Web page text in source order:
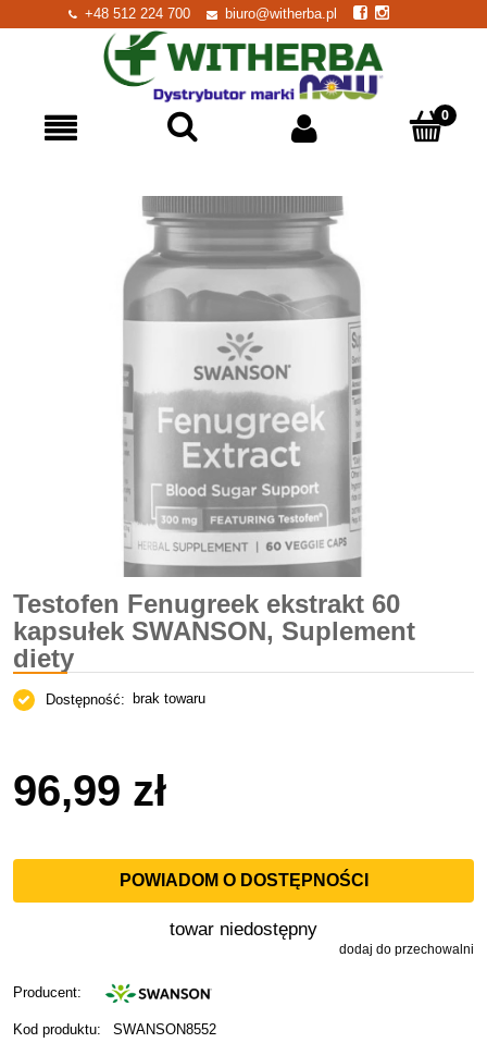
+48 512 224 700 biuro@witherba.pl
Testofen Fenugreek ekstrakt 60
kapsułek SWANSON, Suplement
diety
Dostępność: brak towaru
96,99 zł
POWIADOM O DOSTĘPNOŚCI
towar niedostępny
dodaj do przechowalni
Producent:
Kod produktu: SWANSON8552